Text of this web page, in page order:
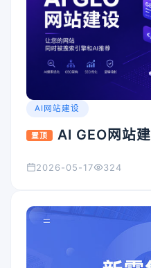
AI网站建设
置顶
AI GEO网站
2026-05-17 324